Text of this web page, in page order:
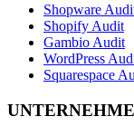
Shopware
Shopify Audit
Gambio Audit
WordPress
Squarespace